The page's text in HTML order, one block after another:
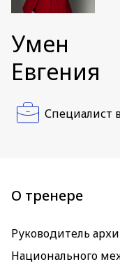
Умен
Евгения
Специалист
О тренере
Руководитель
Национального